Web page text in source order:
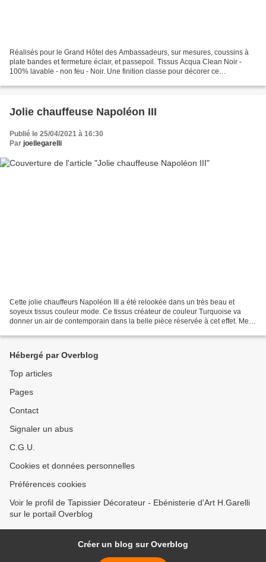
Réalisés pour le Grand Hôtel des Ambassadeurs, sur mesures, coussins à
plate bandes et fermeture éclair, et passepoil. Tissus Acqua Clean Noir -
100% lavable - non feu - Noir. Une finition classe pour décorer ce
Jolie chauffeuse Napoléon III
Publié le 25/04/2021 à 16:30
Par joellegarelli
Cette jolie chauffeurs Napoléon III a été relookée dans un très beau et
soyeux tissus couleur mode. Ce tissus créateur de couleur Turquoise va
donner un air de contemporain dans la belle pièce réservée à cet effet. Merci
Hébergé par Overblog
Top articles
Pages
Contact
Signaler un abus
C.G.U.
Cookies et données personnelles
Préférences cookies
Voir le profil de Tapissier Décorateur - Ebénisterie d'Art H.Garelli
sur le portail Overblog
Créer un blog sur Overblog